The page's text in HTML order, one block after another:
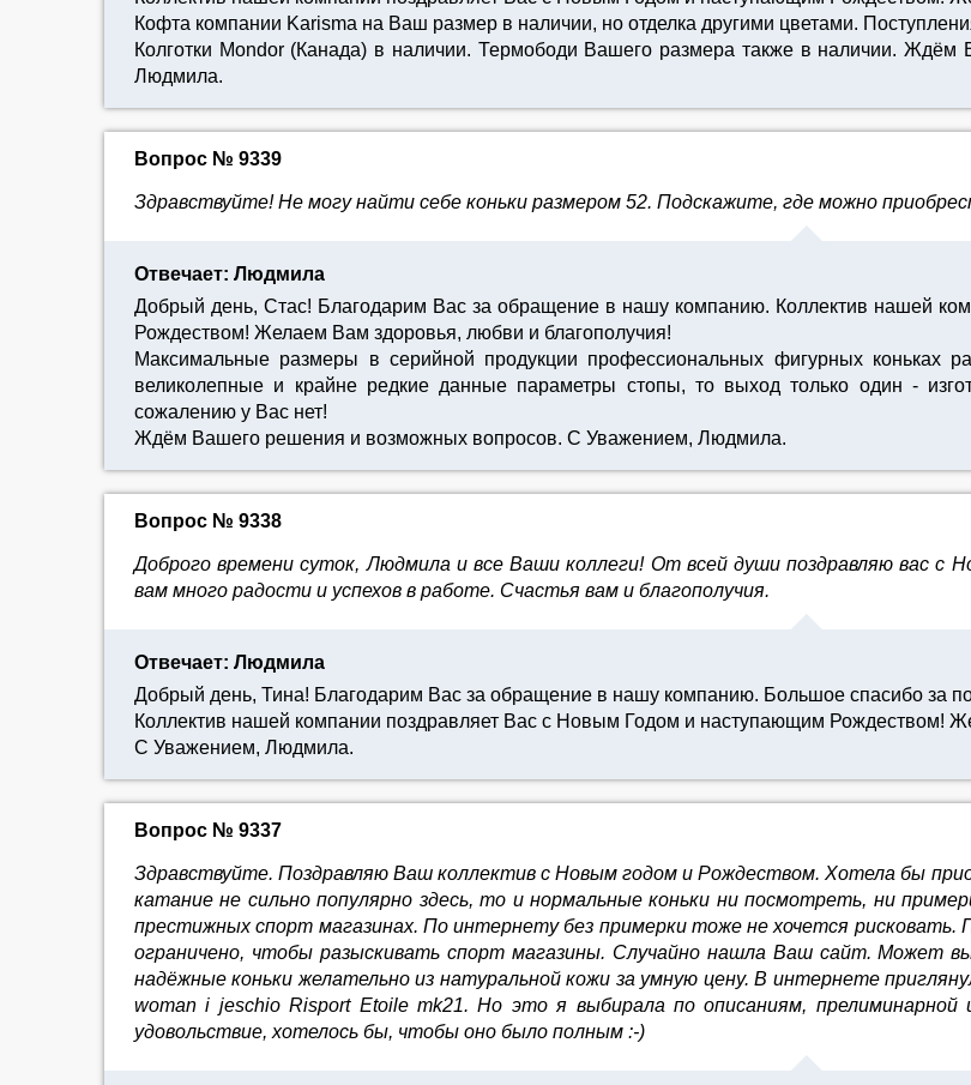
Кофта компании Karisma на Ваш размер в наличии, но отделка другими цветами.
Колготки Mondor (Канада) в наличии. Термободи Вашего размера также в наличии.
Людмила.
Вопрос № 9339
Здравствуйте! Не могу найти себе коньки размером 52. Подскажите, где можно
Отвечает: Людмила
Добрый день, Стас! Благодарим Вас за обращение в нашу компанию. Коллектив нашей
Рождеством! Желаем Вам здоровья, любви и благополучия!
Максимальные размеры в серийной продукции профессиональных фигурных коньках
великолепные и крайне редкие данные параметры стопы, то выход только один -
сожалению у Вас нет!
Ждём Вашего решения и возможных вопросов. С Уважением, Людмила.
Вопрос № 9338
Доброго времени суток, Людмила и все Ваши коллеги! От всей души поздравляю вас
вам много радости и успехов в работе. Счастья вам и благополучия.
Отвечает: Людмила
Добрый день, Тина! Благодарим Вас за обращение в нашу компанию. Большое спасибо за
Коллектив нашей компании поздравляет Вас с Новым Годом и наступающим Рождеством!
С Уважением, Людмила.
Вопрос № 9337
Здравствуйте. Поздравляю Ваш коллектив с Новым годом и Рождеством. Хотела бы
катание не сильно популярно здесь, то и нормальные коньки ни посмотреть, ни
престижных спорт магазинах. По интернету без примерки тоже не хочется рисковать.
ограничено, чтобы разыскивать спорт магазины. Случайно нашла Ваш сайт. Может
надёжные коньки желательно из натуральной кожи за умную цену. В интернете
woman i jeschio Risport Etoile mk21. Но это я выбирала по описаниям,
удовольствие, хотелось бы, чтобы оно было полным :-)